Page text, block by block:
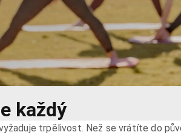
každý
trpělivost. Než se vrátíte do